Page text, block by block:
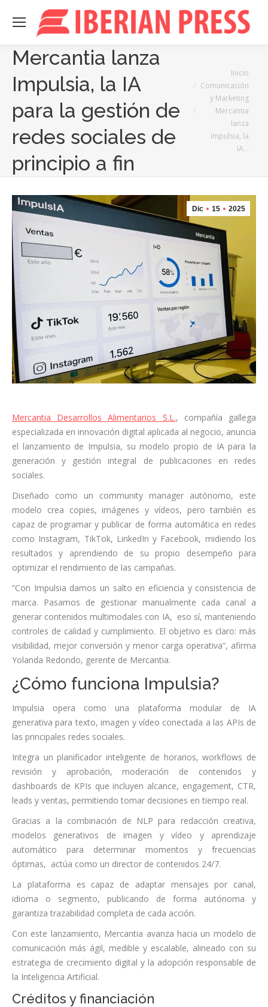
Mercantia lanza
Impulsia, la IA
para la gestión de
redes sociales de
principio a fin
Inicio
Comunicación
y Marketing
Mercantia
lanza
Impulsia, la
IA…
Dic 15 2025
Mercantia Desarrollos Alimentarios S.L., compañía gallega
especializada en innovación digital aplicada al negocio, anuncia
el lanzamiento de Impulsia, su modelo propio de IA para la
generación y gestión integral de publicaciones en redes
sociales.
Diseñado como un community manager autónomo, este
modelo crea copies, imágenes y vídeos, pero también es
capaz de programar y publicar de forma automática en redes
como Instagram, TikTok, LinkedIn y Facebook, midiendo los
resultados y aprendiendo de su propio desempeño para
optimizar el rendimiento de las campañas.
“Con Impulsia damos un salto en eficiencia y consistencia de
marca. Pasamos de gestionar manualmente cada canal a
generar contenidos multimodales con IA, eso sí, manteniendo
controles de calidad y cumplimiento. El objetivo es claro: más
visibilidad, mejor conversión y menor carga operativa”, afirma
Yolanda Redondo, gerente de Mercantia.
¿Cómo funciona Impulsia?
Impulsia opera como una plataforma modular de IA
generativa para texto, imagen y vídeo conectada a las APIs de
las principales redes sociales.
Integra un planificador inteligente de horarios, workflows de
revisión y aprobación, moderación de contenidos y
dashboards de KPIs que incluyen alcance, engagement, CTR,
leads y ventas, permitiendo tomar decisiones en tiempo real.
Gracias a la combinación de NLP para redacción creativa,
modelos generativos de imagen y vídeo y aprendizaje
automático para determinar momentos y frecuencias
óptimas, actúa como un director de contenidos 24/7.
La plataforma es capaz de adaptar mensajes por canal,
idioma o segmento, publicando de forma autónoma y
garantiza trazabilidad completa de cada acción.
Con este lanzamiento, Mercantia avanza hacia un modelo de
comunicación más ágil, medible y escalable, alineado con su
estrategia de crecimiento digital y la adopción responsable de
la Inteligencia Artificial.
Créditos y financiación